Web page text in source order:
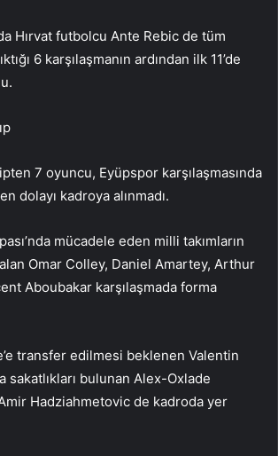
Hırvat futbolcu Ante Rebic de tüm
6 karşılaşmanın ardından ilk 11’de
7 oyuncu, Eyüpspor karşılaşmasında
dolayı kadroya alınmadı.
mücadele eden milli takımların
Omar Colley, Daniel Amartey, Arthur
Aboubakar karşılaşmada forma
transfer edilmesi beklenen Valentin
sakatlıkları bulunan Alex-Oxlade
Hadziahmetovic de kadroda yer